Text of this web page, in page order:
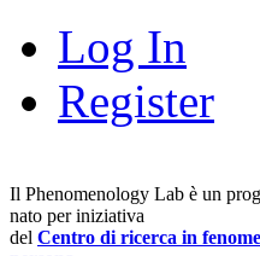
Log In
Register
Il Phenomenology Lab è un
nato per iniziativa
del Centro di ricerca in